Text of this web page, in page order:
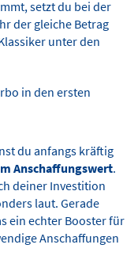
setzt du bei der
der gleiche Betrag
unter den
in den ersten
du anfangs kräftig
Anschaffungswert.
deiner Investition
laut. Gerade
ein echter Booster für
Anschaffungen